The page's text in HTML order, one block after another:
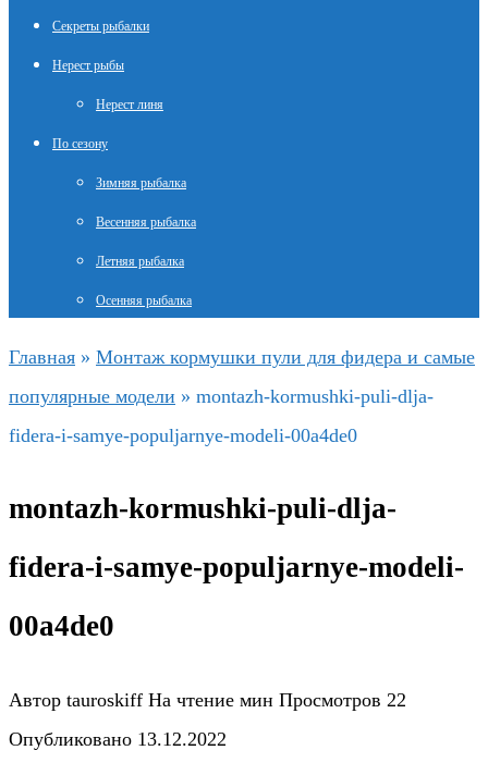
Секреты рыбалки
Нерест рыбы
Нерест линя
По сезону
Зимняя рыбалка
Весенняя рыбалка
Летняя рыбалка
Осенняя рыбалка
Главная » Монтаж кормушки пули для фидера и самые
популярные модели » montazh-kormushki-puli-dlja-
fidera-i-samye-populjarnye-modeli-00a4de0
montazh-kormushki-puli-dlja-
fidera-i-samye-populjarnye-modeli-
00a4de0
Автор tauroskiff На чтение мин Просмотров 22
Опубликовано 13.12.2022